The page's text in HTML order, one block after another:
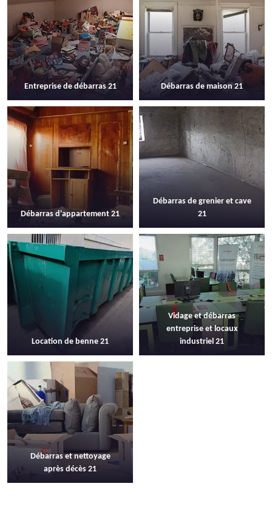
Entreprise de débarras 21 Débarras de maison 21
Débarras d'appartement 21
Débarras de grenier et cave
21
Location de benne 21
Vidage et débarras
entreprise et locaux
industriel 21
Débarras et nettoyage
après décès 21